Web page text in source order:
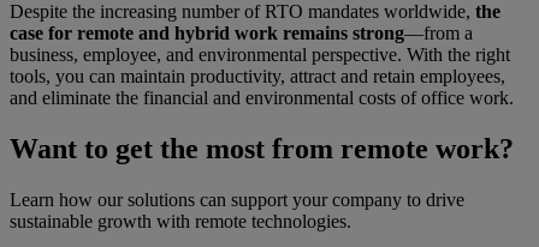
Despite the increasing number of RTO mandates worldwide, the
case for remote and hybrid work remains strong—from a
business, employee, and environmental perspective. With the right
tools, you can maintain productivity, attract and retain employees,
and eliminate the financial and environmental costs of office work.
Want to get the most from remote work?
Learn how our solutions can support your company to drive
sustainable growth with remote technologies.